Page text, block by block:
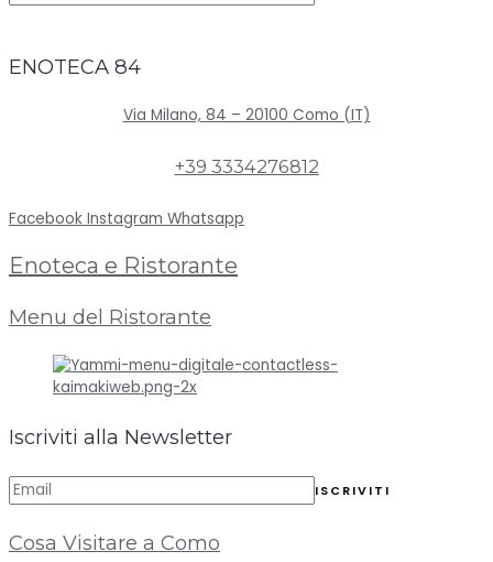
ENOTECA 84
Via Milano, 84 – 20100 Como (IT)
+39 3334276812
Facebook Instagram Whatsapp
Enoteca e Ristorante
Menu del Ristorante
Iscriviti alla Newsletter
Cosa Visitare a Como